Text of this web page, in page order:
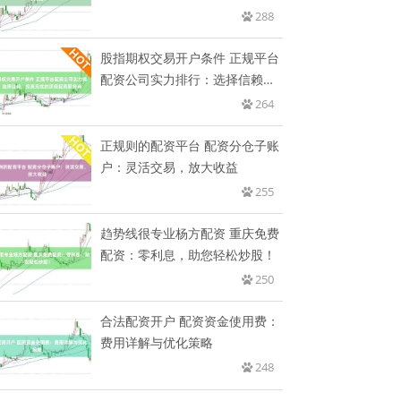
288
股指期权交易开户条件 正规平台
配资公司实力排行：选择信赖，
264
正规则的配资平台 配资分仓子账
户：灵活交易，放大收益
255
趋势线很专业杨方配资 重庆免费
配资：零利息，助您轻松炒股！
250
合法配资开户 配资资金使用费：
费用详解与优化策略
248